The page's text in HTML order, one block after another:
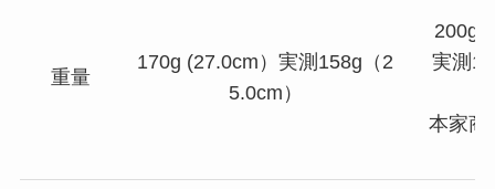
重量
170g (27.0cm）実測158g（2
5.0cm）
200g
実測
本家商